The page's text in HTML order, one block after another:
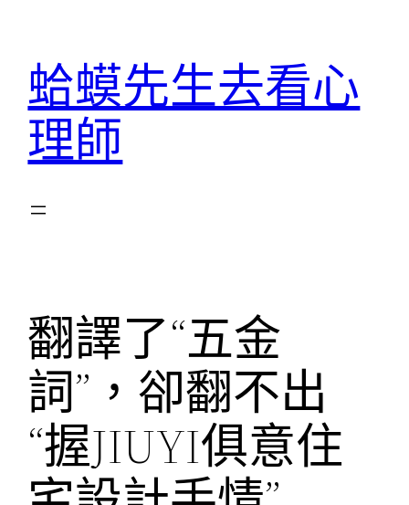
蛤蟆先生去看心
理師
翻譯了“五金
詞”，卻翻不出
“握JIUYI俱意住